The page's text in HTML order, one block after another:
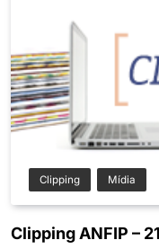
Clipping Mídia
Clipping ANFIP –